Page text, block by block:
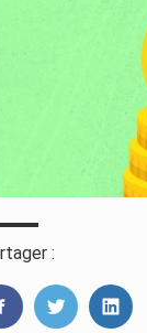
:
Twitter